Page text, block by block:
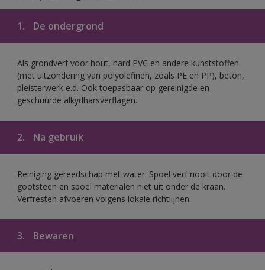
1. De ondergrond
Als grondverf voor hout, hard PVC en andere kunststoffen
(met uitzondering van polyolefinen, zoals PE en PP), beton,
pleisterwerk e.d. Ook toepasbaar op gereinigde en
geschuurde alkydharsverflagen.
2. Na gebruik
Reiniging gereedschap met water. Spoel verf nooit door de
gootsteen en spoel materialen niet uit onder de kraan.
Verfresten afvoeren volgens lokale richtlijnen.
3. Bewaren